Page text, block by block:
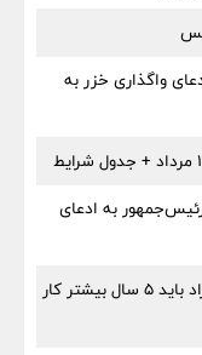
واگذاری خزر به
به ادعای
شرط جدید بازنشستگی اجرایی شد؛ این افراد باید ۵ سال بیشتر کار